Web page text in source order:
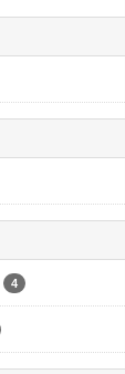
4